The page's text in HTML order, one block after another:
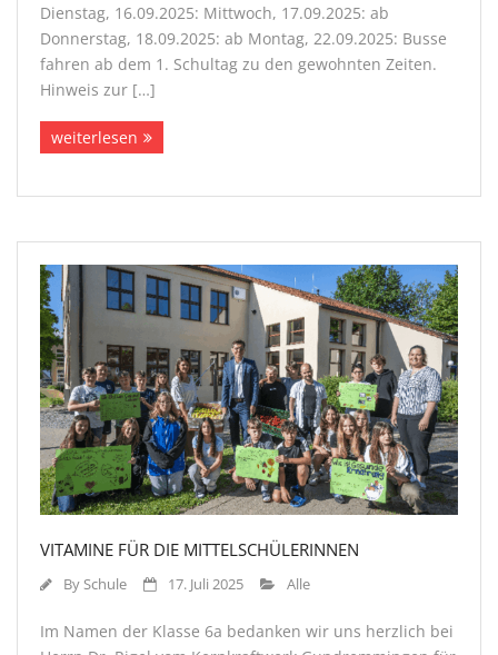
Dienstag, 16.09.2025: Mittwoch, 17.09.2025: ab
Donnerstag, 18.09.2025: ab Montag, 22.09.2025: Busse
fahren ab dem 1. Schultag zu den gewohnten Zeiten.
Hinweis zur […]
weiterlesen
VITAMINE FÜR DIE MITTELSCHÜLERINNEN
BySchule 17. Juli 2025 Alle
Im Namen der Klasse 6a bedanken wir uns herzlich bei